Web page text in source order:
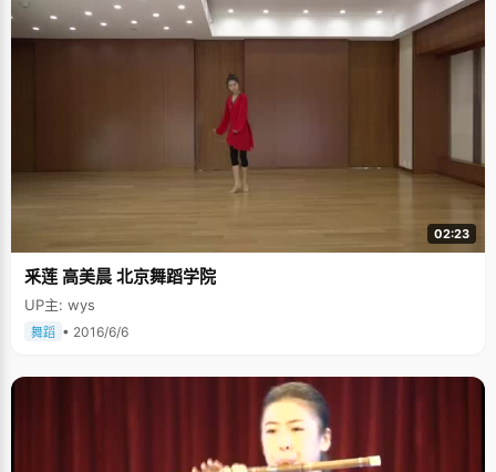
02:23
釆莲 高美晨 北京舞蹈学院
UP主: wys
舞蹈 • 2016/6/6